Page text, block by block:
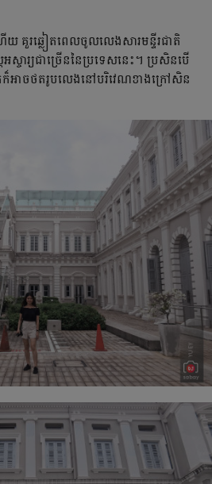
គួរ​ឆ្លៀត​ពេល​​ចូល​លេង​សារមន្ទីរជាតិ
អស្ចារ្យ​​ជា​ច្រើន​នៃ​ប្រទេស​នេះ។ ប្រសិន​បើ​​
អាច​ថត​រូប​លេង​នៅ​បរិវេណ​ខាង​ក្រៅ​សិន